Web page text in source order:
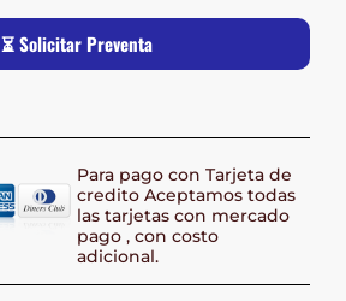
⏳ Solicitar Preventa
Para pago con Tarjeta de
credito Aceptamos todas
las tarjetas con mercado
pago , con costo
adicional.